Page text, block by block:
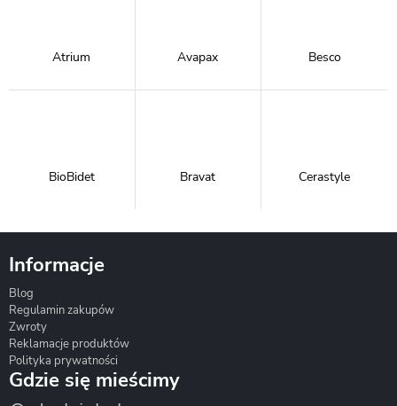
Atrium Avapax Besco
BioBidet Bravat Cerastyle
Informacje
Blog
Regulamin zakupów
Zwroty
Reklamacje produktów
Polityka prywatności
Gdzie się mieścimy